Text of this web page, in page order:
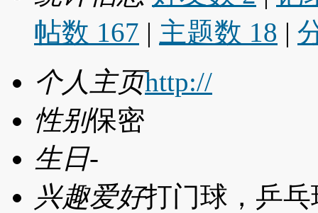
帖数 167 | 主题数 18 |
个人主页http://
性别保密
生日-
兴趣爱好打门球，乒